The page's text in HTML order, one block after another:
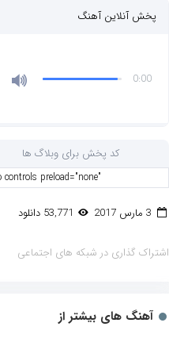
پخش آنلاین آهنگ
0:00
کد پخش برای وبلاگ ها
اشتراک گذاری در شبکه های اجتماعی
آهنگ های بیشتر از